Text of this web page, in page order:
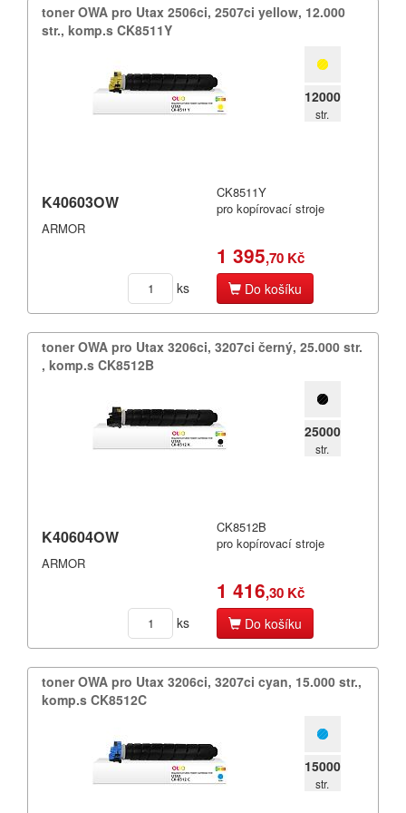
toner OWA pro Utax 2506ci,​ 2507ci yellow,​ 12.​000
str.​,​ komp.​s CK8511Y
12000
str.
K40603OW
ARMOR
CK8511Y
pro kopírovací stroje
1 395,70 Kč
ks Do košíku
toner OWA pro Utax 3206ci,​ 3207ci černý,​ 25.​000 str.​
,​ komp.​s CK8512B
25000
str.
K40604OW
ARMOR
CK8512B
pro kopírovací stroje
1 416,30 Kč
ks Do košíku
toner OWA pro Utax 3206ci,​ 3207ci cyan,​ 15.​000 str.​,​
komp.​s CK8512C
15000
str.